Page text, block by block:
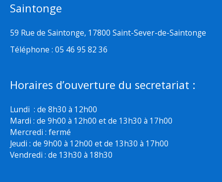
Saintonge
59 Rue de Saintonge, 17800 Saint-Sever-de-Saintonge
Téléphone : 05 46 95 82 36
Horaires d’ouverture du secretariat :
Lundi : de 8h30 à 12h00
Mardi : de 9h00 à 12h00 et de 13h30 à 17h00
Mercredi : fermé
Jeudi : de 9h00 à 12h00 et de 13h30 à 17h00
Vendredi : de 13h30 à 18h30